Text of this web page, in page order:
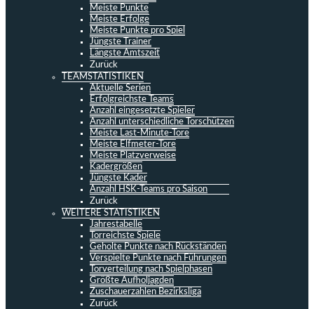
Meiste Punkte
Meiste Erfolge
Meiste Punkte pro Spiel
Jüngste Trainer
Längste Amtszeit
Zurück
TEAMSTATISTIKEN
Aktuelle Serien
Erfolgreichste Teams
Anzahl eingesetzte Spieler
Anzahl unterschiedliche Torschützen
Meiste Last-Minute-Tore
Meiste Elfmeter-Tore
Meiste Platzverweise
Kadergrößen
Jüngste Kader
Anzahl HSK-Teams pro Saison
Zurück
WEITERE STATISTIKEN
Jahrestabelle
Torreichste Spiele
Geholte Punkte nach Rückständen
Verspielte Punkte nach Führungen
Torverteilung nach Spielphasen
Größte Aufholjagden
Zuschauerzahlen Bezirksliga
Zurück